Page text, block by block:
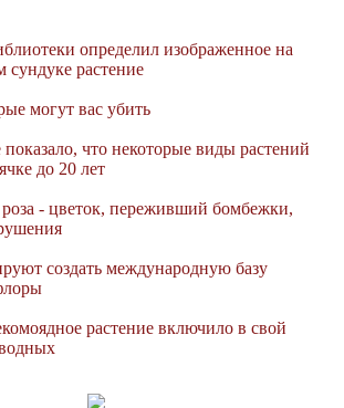
определил изображенное на
сундуке растение
могут вас убить
что некоторые виды растений
до 20 лет
роза - цветок, переживший бомбежки,
создать международную базу
растение включило в свой